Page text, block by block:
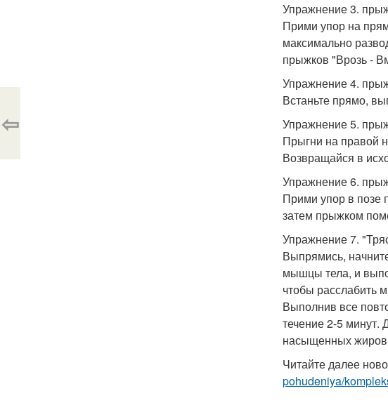
Упражнение 3.
Прими упор на
максимально
прыжков "Врозь -
Упражнение 4.
Встаньте прямо,
Упражнение 5.
Прыгни на правой
Возвращайся в
Упражнение 6.
Прими упор в позе
затем прыжком
Упражнение 7.
Выпрямись,
мышцы тела, и
чтобы расслабить
Выполнив все
течение 2-5 минут.
насыщенных жиров,
Читайте далее
pohudeniya/
⇦